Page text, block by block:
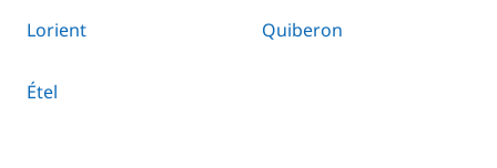
Lorient Quiberon
Étel